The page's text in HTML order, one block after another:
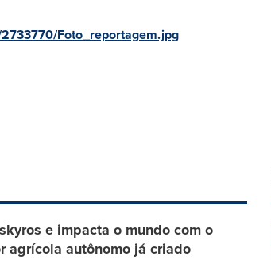
Foto_reportagem.jpg
e impacta o mundo com o
agrícola autônomo já criado